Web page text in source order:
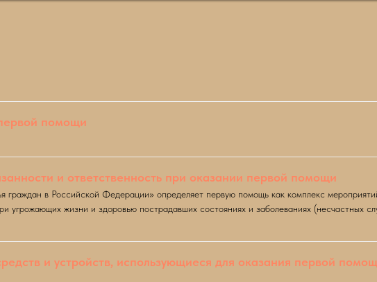
помощи
и ответственность при оказании первой помощи
в Российской Федерации» определяет первую помощь как комплекс
жизни и здоровью пострадавших состояниях и заболеваниях (несчастных
и устройств, использующиеся для оказания первой